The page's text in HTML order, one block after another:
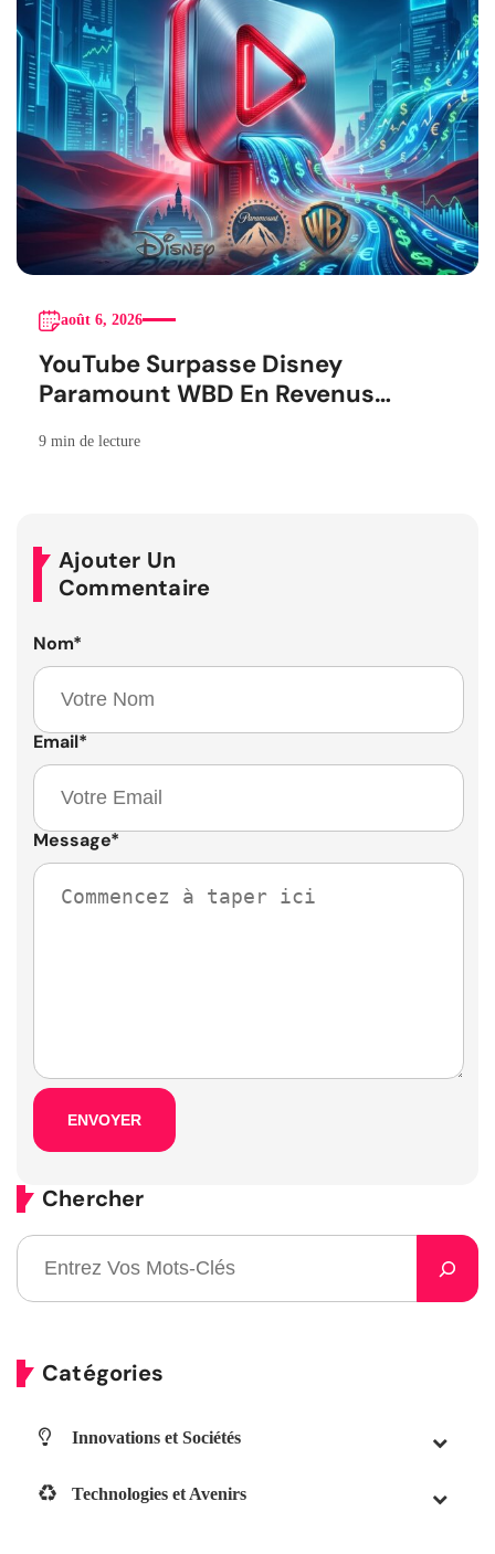
août 6, 2026
YouTube Surpasse Disney
Paramount WBD En Revenus
9 min de lecture
Ajouter Un
Commentaire
Nom*
Email*
Message*
Chercher
Catégories
Innovations et Sociétés
Technologies et Avenirs